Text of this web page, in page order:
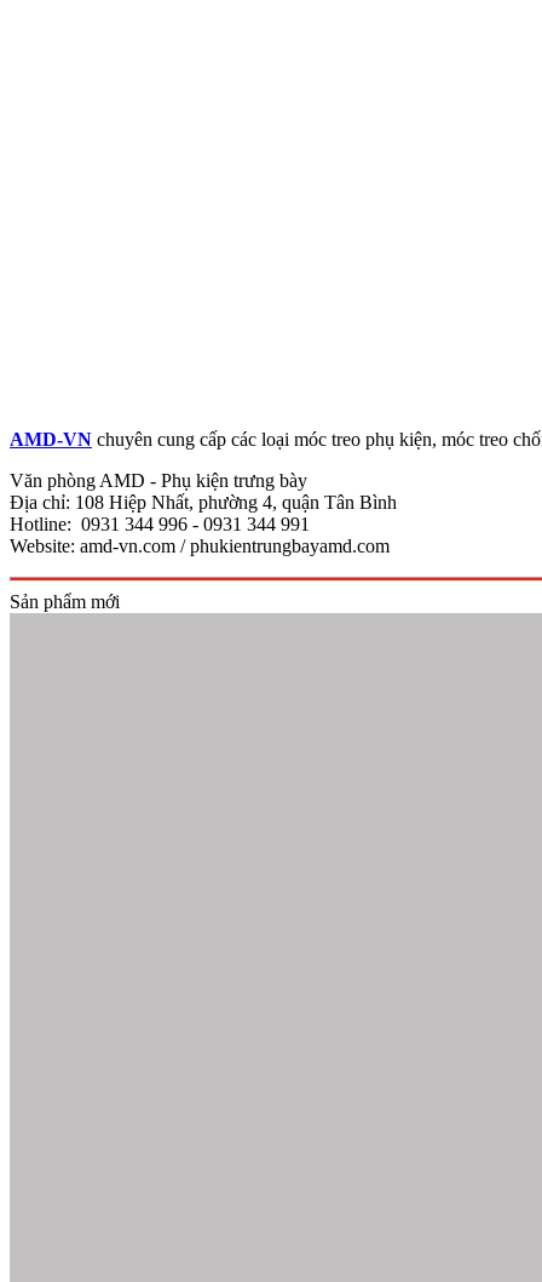
AMD-VN chuyên cung cấp các loại móc treo phụ kiện, móc treo
Văn phòng AMD - Phụ kiện trưng bày
Địa chỉ: 108 Hiệp Nhất, phường 4, quận Tân Bình
Hotline: 0931 344 996 - 0931 344 991
Website: amd-vn.com / phukientrungbayamd.com
Sản phẩm mới